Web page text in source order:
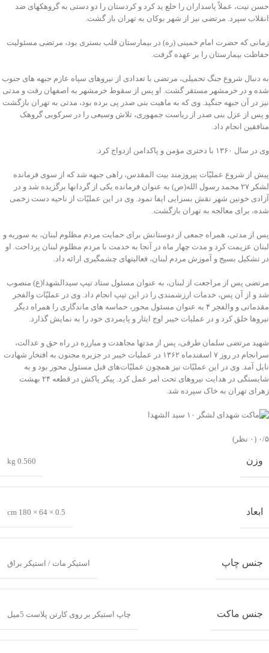
حسن نیت، عملاً پاسداران را خلع ید کرد و کردستان را دو دستی به گروهکهای ضد
انقلاب سپرد. مرتضی نیز از شهر بوکان به تهران باز گشت.
زمانی که حضرت امام خمینی (ره) در بیمارستان قلب بستری بود، مرتضی مسئولیت
حفاظت بیمارستان را بر عهده گرفت.
به دنبال شروع جنگ تحمیلی، مرتضی با تعدادی از نیروهای سپاه عازم جبهه های جنوب
شده و در خرمشهر مستقر گشت. او پس از سقوط خرمشهر به اصفهان رفت و مدتی
نیز در آن جبهه جنگید. وی که به ماهیت بنی صدر پی برده بود، مدتی به تهران بازگشت
و پس از عزل بنی صدر از ریاست جمهوری، تلاش وسیعی را در سرکوبی گروهک
منافقین انجام داد.
وی در سال ۱۳۶۰ با دختری مؤمن و پاکدامن ازدواج کرد.
پیش از شروع عملیّات پیروزمند بیت المقدس، راهی جبهه شد که از سوی فرمانده
لشکر ۲۷ محمد رسول الله(ص) به عنوان فرمانده یکی از گردانها برگزیده شد و در
آزادی خونین شهر نقش بسزایی ایفا نمود. وی در این عملیّات از ناحیه دست زخمی
شده، برای معالجه به تهران بازگشت.
پس از مدتی، همراه جمعی از دوستانش برای حمایت مردم مظلوم لبنان، به سوریه و
لبنان عزیمت کرد و مدت چهار ماه در آنجا به خدمت با مردم مظلوم لبنان پرداخت. او
در تشکیل بسیج و آموزش مردم لبنان، فعالیتهای چشمگیری ارائه داد.
مرتضی پس از مراجعت از لبنان، به عنوان مسئول ستاد تیپ سیدالشهدا(ع) منصوب
شد و از آن پس، خدمات ارزشمندی را در این تیپ انجام داد. وی در عملیّات والفجر
مقدماتی و والفجر ۴ به عنوان مسئول محور، حماسه های ماندگاری را همراه دیگر
نیروها خلق کرد و در عملیات خیبر اوج ایثار و پایمردی خود را به نمایش گذارد.
شهید مرتضی سلمان طرقی، پس از مدتها مجاهدت و مبارزه در راه حق و عدالت،
سرانجام در روز ۷ اسفندماه ۱۳۶۲ در عملیات خیبر در جزیره مجنون به افتخار شهادت
نایل آمد. وی در این عملیّات نیز همچون عملیّات‌های قبل مسئول محور بود و به
شایستگی در هدایت نیروهای تحت امر عمل کرد. پیکر پاکش در قطعه ۲۴ بهشت
زهرای تهران به خاک سپرده شد.
‫۰/۵ ‫(۰ نظر)
وزن 0.560 kg
ابعاد 0.5 × 64 × 180 cm
جنس چاپ استیکر مات / استیکر براق
جنس ماکت چاپ استیکر بر روی کارتن پلاست 5میل